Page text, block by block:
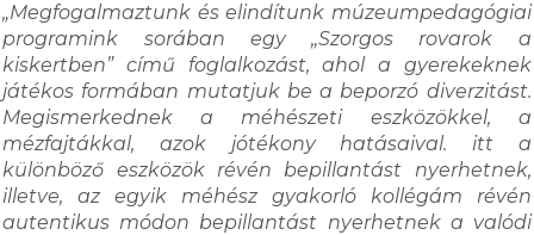
„Megfogalmaztunk és elindítunk múzeumpedagógiai
programink sorában egy „Szorgos rovarok a
kiskertben” című foglalkozást, ahol a gyerekeknek
játékos formában mutatjuk be a beporzó diverzitást.
Megismerkednek a méhészeti eszközökkel, a
mézfajtákkal, azok jótékony hatásaival. itt a
különböző eszközök révén bepillantást nyerhetnek,
illetve, az egyik méhész gyakorló kollégám révén
autentikus módon bepillantást nyerhetnek a valódi